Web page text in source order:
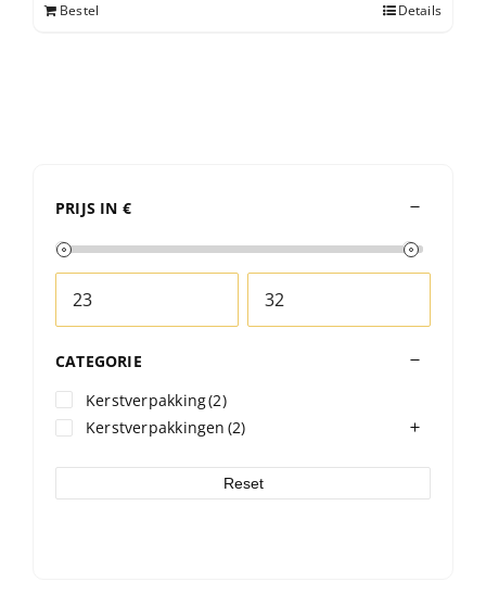
Bestel Details
PRIJS IN €
CATEGORIE
Kerstverpakking(2)
Kerstverpakkingen (2)
Reset